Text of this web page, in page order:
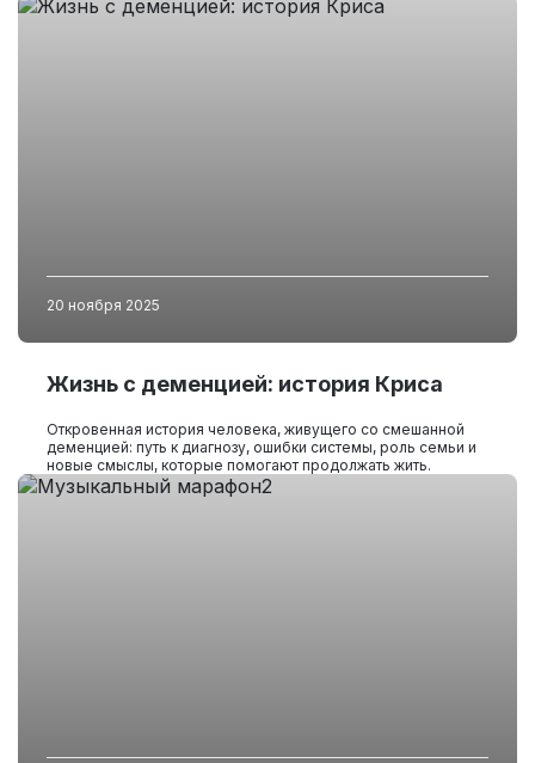
20 ноября 2025
Жизнь с деменцией: история Криса
Откровенная история человека, живущего со смешанной
деменцией: путь к диагнозу, ошибки системы, роль семьи и
новые смыслы, которые помогают продолжать жить.